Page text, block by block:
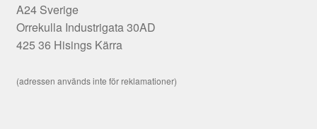
A24 Sverige
Orrekulla Industrigata 30AD
425 36 Hisings Kärra
(adressen används inte för reklamationer)